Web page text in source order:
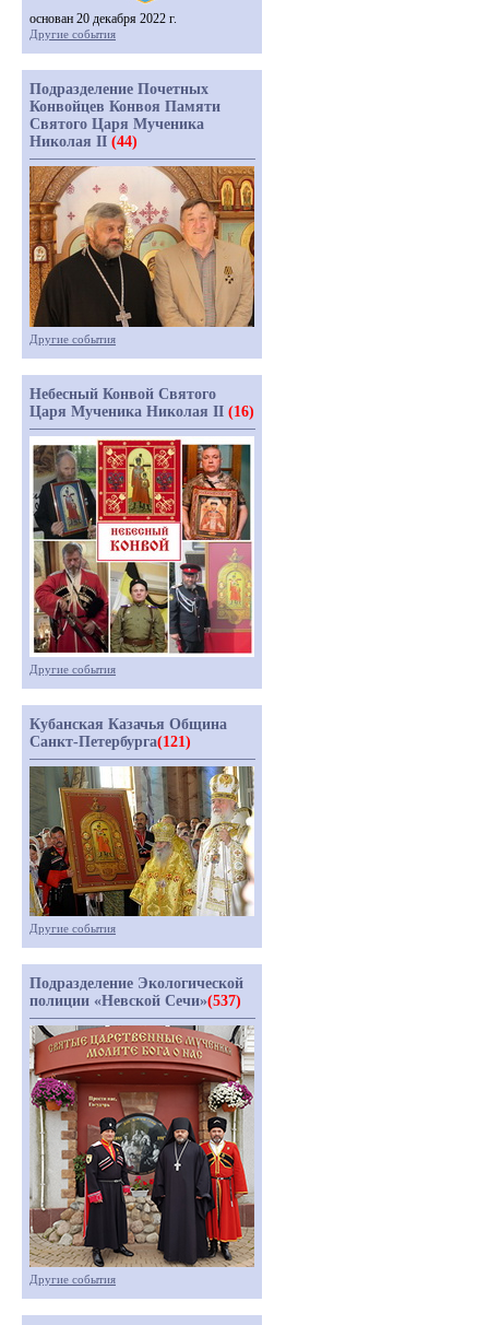
основан 20 декабря 2022 г.
Другие события
Подразделение Почетных
Конвойцев Конвоя Памяти
Святого Царя Мученика
Николая II (44)
Другие события
Небесный Конвой Святого
Царя Мученика Николая II (16)
Другие события
Кубанская Казачья Община
Санкт-Петербурга(121)
Другие события
Подразделение Экологической
полиции «Невской Сечи»(537)
Другие события